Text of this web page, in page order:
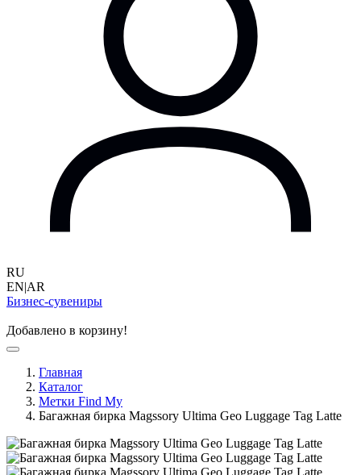
RU
EN|AR
Бизнес-сувениры
Добавлено в корзину!
Главная
Каталог
Метки Find My
Багажная бирка Magssory Ultima Geo Luggage Tag Latte